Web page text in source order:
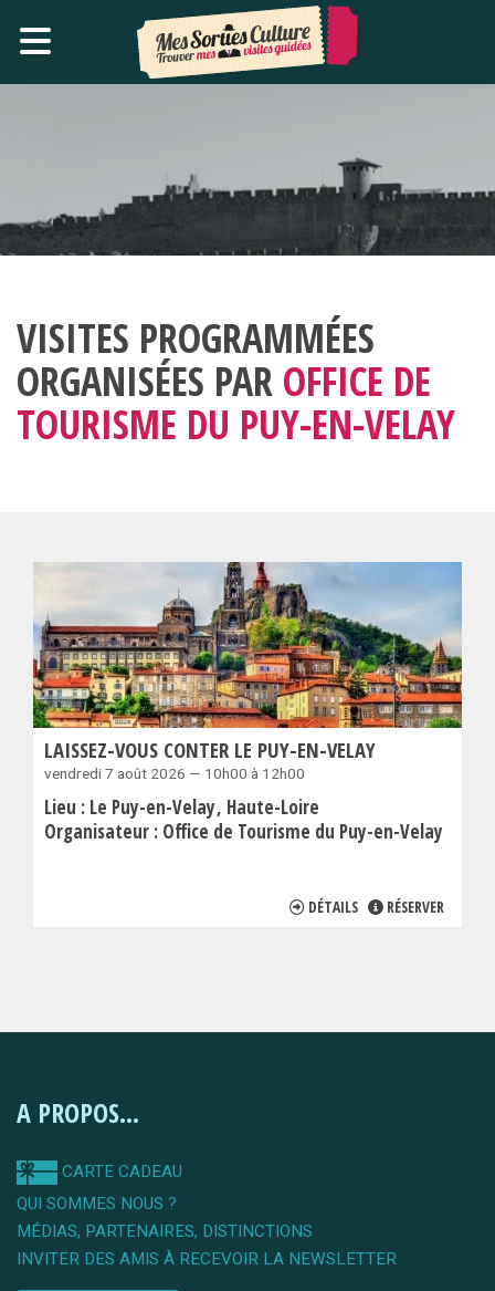
VISITES PROGRAMMÉES
ORGANISÉES PAR OFFICE DE
TOURISME DU PUY-EN-VELAY
LAISSEZ-VOUS CONTER LE PUY-EN-VELAY
vendredi 7 août 2026 — 10h00 à 12h00
Lieu : Le Puy-en-Velay Haute-Loire
Organisateur : Office de Tourisme du Puy-en-Velay
DÉTAILS RÉSERVER
A PROPOS...
CARTE CADEAU
QUI SOMMES NOUS ?
MÉDIAS, PARTENAIRES, DISTINCTIONS
INVITER DES AMIS À RECEVOIR LA NEWSLETTER